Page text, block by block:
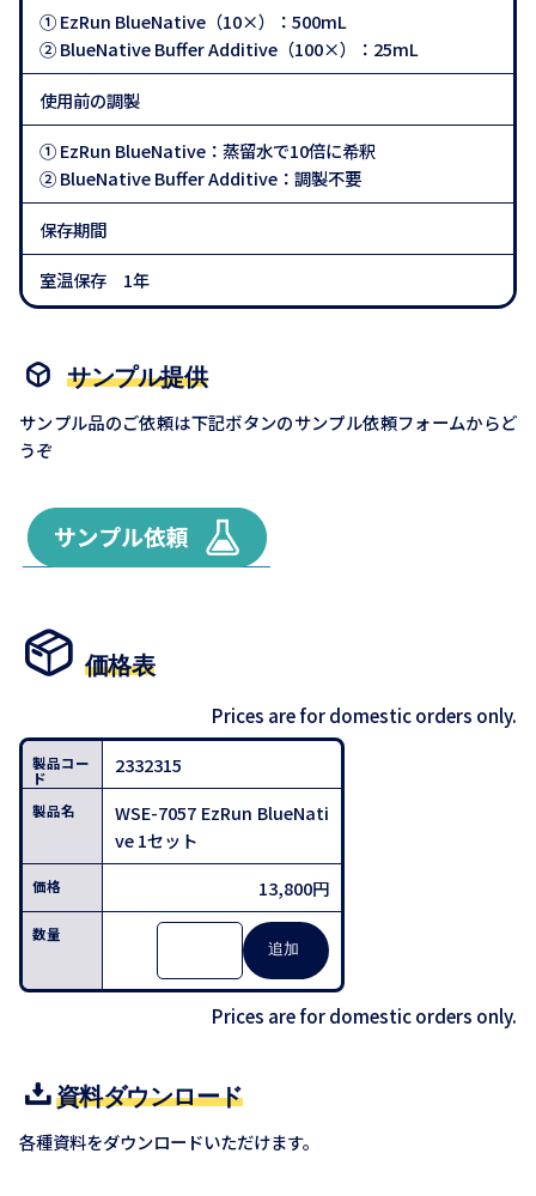
① EzRun BlueNative（10×）：500mL
② BlueNative Buffer Additive（100×）：25mL
使用前の調製
① EzRun BlueNative：蒸留水で10倍に希釈
② BlueNative Buffer Additive：調製不要
保存期間
室温保存 1年
サンプル提供
サンプル品のご依頼は下記ボタンのサンプル依頼フォームからど
うぞ
価格表
Prices are for domestic orders only.
2332315
WSE-7057 EzRun BlueNati
ve 1セット
13,800円
Prices are for domestic orders only.
資料ダウンロード
各種資料をダウンロードいただけます。